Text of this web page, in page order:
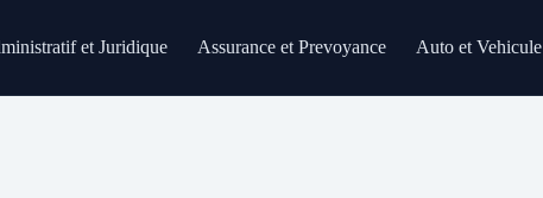
et Juridique Assurance et Prevoyance Auto et Vehicule